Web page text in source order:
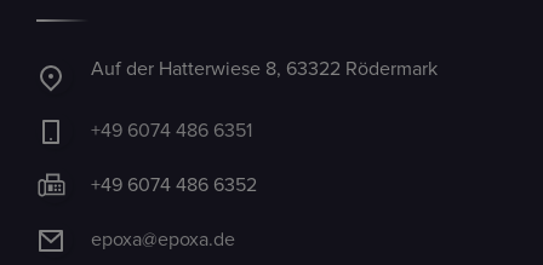
Auf der Hatterwiese 8, 63322 Rödermark
+49 6074 486 6351
+49 6074 486 6352
epoxa@epoxa.de